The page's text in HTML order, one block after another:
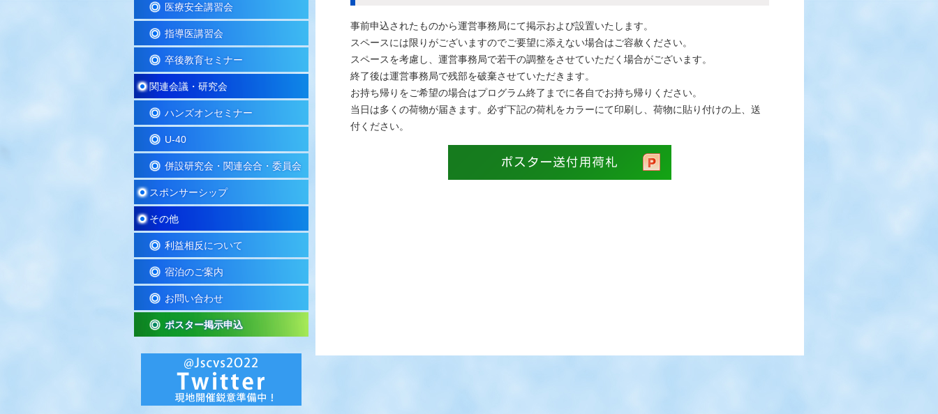
医療安全講習会
指導医講習会
卒後教育セミナー
関連会議・研究会
ハンズオンセミナー
U-40
併設研究会・関連会合・委員会
スポンサーシップ
その他
利益相反について
宿泊のご案内
お問い合わせ
ポスター掲示申込
事前申込されたものから運営事務局にて掲示および設置いたします。
スペースには限りがございますのでご要望に添えない場合はご容赦ください。
スペースを考慮し、運営事務局で若干の調整をさせていただく場合がございます。
終了後は運営事務局で残部を破棄させていただきます。
お持ち帰りをご希望の場合はプログラム終了までに各自でお持ち帰りください。
当日は多くの荷物が届きます。必ず下記の荷札をカラーにて印刷し、荷物に貼り付けの上、送
付ください。